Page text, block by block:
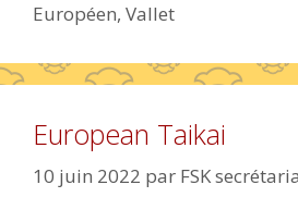
Européen, Vallet
European Taikai
10 juin 2022 par FSK